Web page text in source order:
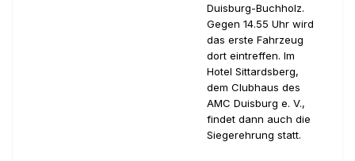
Duisburg-Buchholz.
Gegen 14.55 Uhr wird
das erste Fahrzeug
dort eintreffen. Im
Hotel Sittardsberg,
dem Clubhaus des
AMC Duisburg e. V.,
findet dann auch die
Siegerehrung statt.